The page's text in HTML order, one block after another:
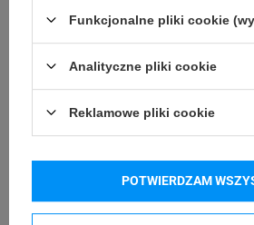
Średnica gilzy 76 mm
Kolor taśmy Biały
Nie dotyczy
Długość taśmy 60 m
Funkcjonalne pliki cookie
Analityczne pliki cookie
Reklamowe pliki cookie
POTWIERDZAM